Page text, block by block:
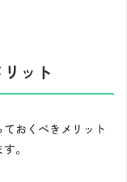
ット
おくべきメリット
。